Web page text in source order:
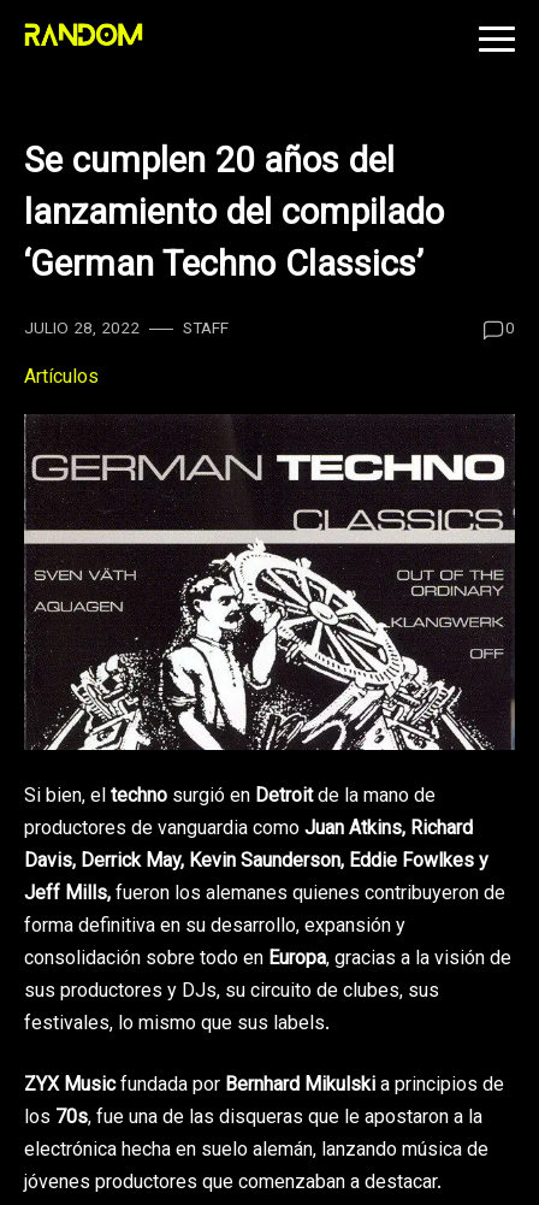
Skip
Se cumplen 20 años del
lanzamiento del compilado
‘German Techno Classics’
JULIO 28, 2022 STAFF 0
Artículos
Si bien, eltechno surgió en Detroitde la mano de
productores de vanguardia comoJuan Atkins, Richard
Davis, Derrick May, Kevin Saunderson, Eddie Fowlkes y
Jeff Mills,fueron los alemanes quienes contribuyeron de
forma definitiva en su desarrollo, expansión y
consolidación sobre todo en Europa, gracias a la visión de
sus productores y DJs, su circuito de clubes, sus
festivales, lo mismo que sus labels.
ZYX Musicfundada por Bernhard Mikulskia principios de
los 70s, fue una de las disqueras que le apostaron a la
electrónica hecha en suelo alemán, lanzando música de
jóvenes productores que comenzaban a destacar.